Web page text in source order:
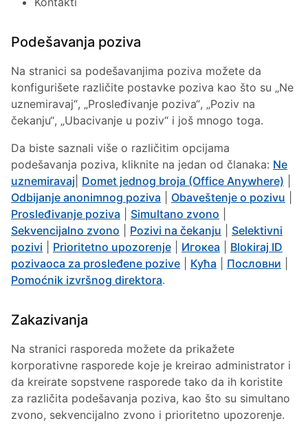
Podešavanja poziva
Na stranici sa podešavanjima poziva možete da
konfigurišete različite postavke poziva kao što su „Ne
uznemiravaj“, „Prosleđivanje poziva“, „Poziv na
čekanju“, „Ubacivanje u poziv“ i još mnogo toga.
Da biste saznali više o različitim opcijama
podešavanja poziva, kliknite na jedan od članaka: Ne
uznemiravaj Domet jednog broja (Office Anywhere)
Odbijanje anonimnog poziva
Obaveštenje o pozivu
Prosleđivanje poziva
Simultano zvono
Sekvencijalno zvono
Pozivi na čekanju
Selektivni
pozivi
Prioritetno upozorenje Игокеа
Blokiraj ID
pozivaoca za prosleđene pozive
Кућа Пословни
Pomoćnik izvršnog direktora.
Zakazivanja
Na stranici rasporeda možete da prikažete
korporativne rasporede koje je kreirao administrator i
da kreirate sopstvene rasporede tako da ih koristite
za različita podešavanja poziva, kao što su simultano
zvono, sekvencijalno zvono i prioritetno upozorenje.